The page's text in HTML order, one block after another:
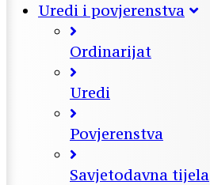
Uredi i povjerenstva
Ordinarijat
Uredi
Povjerenstva
Savjetodavna tijela